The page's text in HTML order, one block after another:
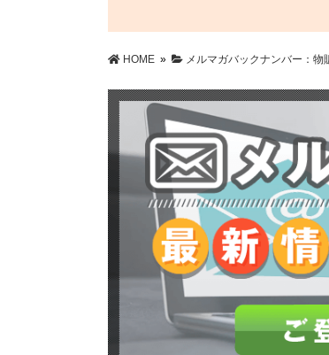
HOME » メルマガバックナンバー：物